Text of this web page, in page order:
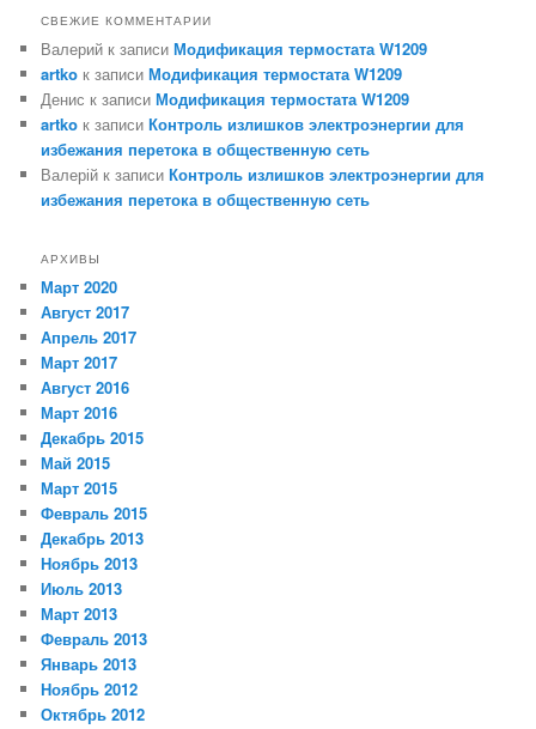
СВЕЖИЕ КОММЕНТАРИИ
Валерий к записиМодификация термостата W1209
artko к записиМодификация термостата W1209
Денис к записиМодификация термостата W1209
artko к записиКонтроль излишков электроэнергии для
избежания перетока в общественную сеть
Валерій к записиКонтроль излишков электроэнергии для
избежания перетока в общественную сеть
АРХИВЫ
Март 2020
Август 2017
Апрель 2017
Март 2017
Август 2016
Март 2016
Декабрь 2015
Май 2015
Март 2015
Февраль 2015
Декабрь 2013
Ноябрь 2013
Июль 2013
Март 2013
Февраль 2013
Январь 2013
Ноябрь 2012
Октябрь 2012